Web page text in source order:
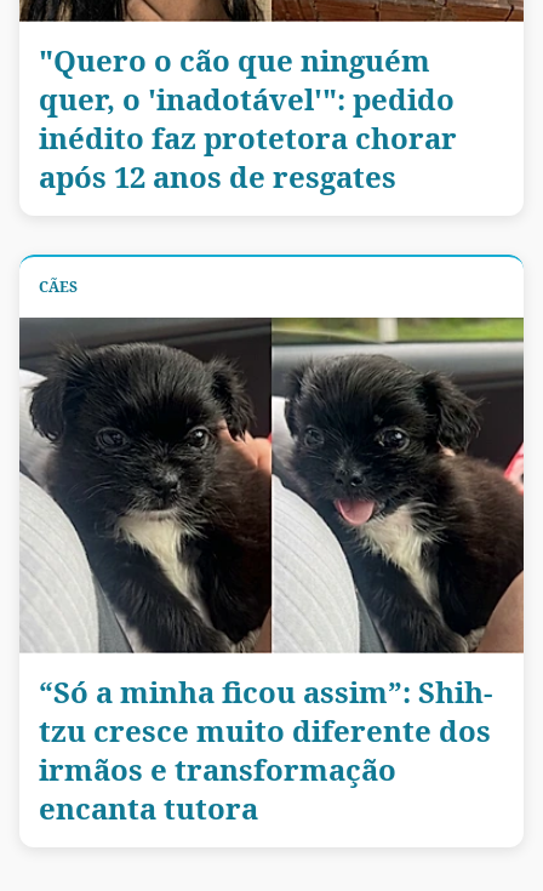
"Quero o cão que ninguém
quer, o 'inadotável'": pedido
inédito faz protetora chorar
após 12 anos de resgates
CÃES
“Só a minha ficou assim”: Shih-
tzu cresce muito diferente dos
irmãos e transformação
encanta tutora